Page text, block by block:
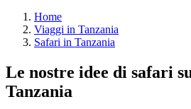
Home
Viaggi in Tanzania
Safari in Tanzania
Le nostre idee di safari
Tanzania